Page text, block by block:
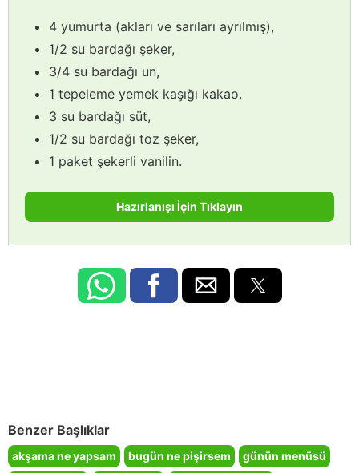
4 yumurta (akları ve sarıları ayrılmış),
1/2 su bardağı şeker,
3/4 su bardağı un,
1 tepeleme yemek kaşığı kakao.
3 su bardağı süt,
1/2 su bardağı toz şeker,
1 paket şekerli vanilin.
Hazırlanışı İçin Tıklayın
Benzer Başlıklar
akşama ne yapsam bugün ne pişirsem
günün menüsü